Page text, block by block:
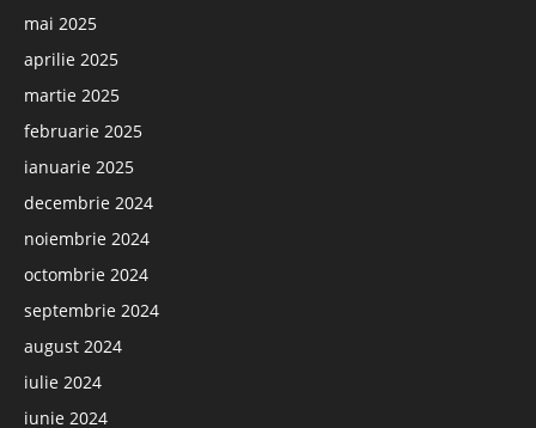
mai 2025
aprilie 2025
martie 2025
februarie 2025
ianuarie 2025
decembrie 2024
noiembrie 2024
octombrie 2024
septembrie 2024
august 2024
iulie 2024
iunie 2024